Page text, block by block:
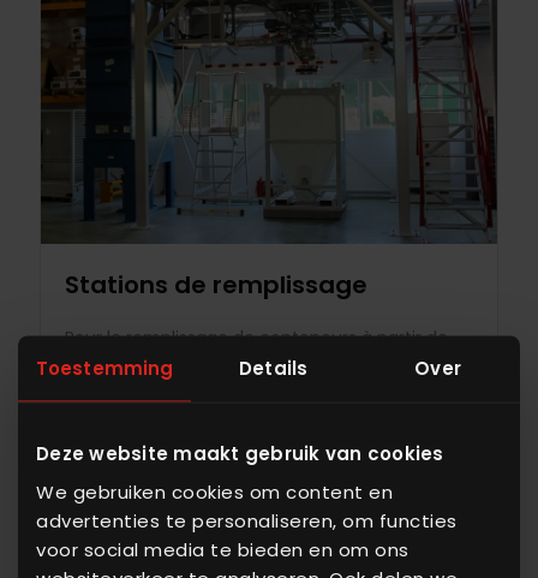
Toestemming Details Over
Deze website maakt gebruik van cookies
We gebruiken cookies om content en
advertenties te personaliseren, om functies
voor social media te bieden en om ons
Stations de remplissage
Pour le remplissage de conteneurs à partir de
sacs et/ou de big bags avec une accumulation
minimale de poussière.
Voir les équipements